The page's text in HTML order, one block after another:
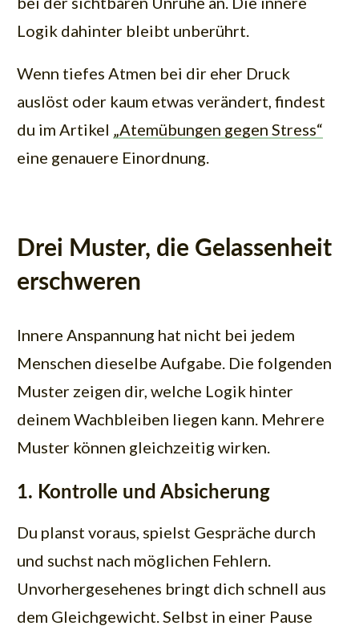
Logik dahinter bleibt unberührt.
Wenn tiefes Atmen bei dir eher Druck
auslöst oder kaum etwas verändert, findest
du im Artikel „Atemübungen gegen Stress“
eine genauere Einordnung.
Drei Muster, die Gelassenheit
erschweren
Innere Anspannung hat nicht bei jedem
Menschen dieselbe Aufgabe. Die folgenden
Muster zeigen dir, welche Logik hinter
deinem Wachbleiben liegen kann. Mehrere
Muster können gleichzeitig wirken.
1. Kontrolle und Absicherung
Du planst voraus, spielst Gespräche durch
und suchst nach möglichen Fehlern.
Unvorhergesehenes bringt dich schnell aus
dem Gleichgewicht. Selbst in einer Pause